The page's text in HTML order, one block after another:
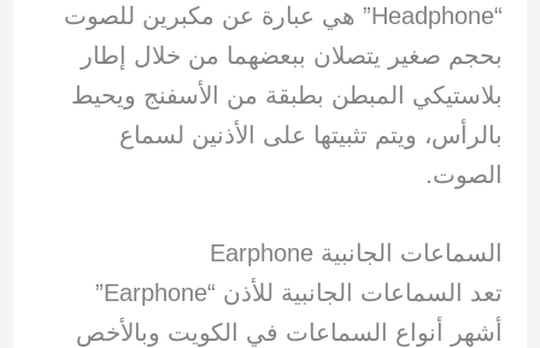
“Headphone” هي عبارة عن مكبرين للصوت
بحجم صغير يتصلان ببعضهما من خلال إطار
بلاستيكي المبطن بطبقة من الأسفنج ويحيط
بالرأس، ويتم تثبيتها على الأذنين لسماع
الصوت.
السماعات الجانبية Earphone
تعد السماعات الجانبية للأذن “Earphone”
أشهر أنواع السماعات في الكويت وبالأخص